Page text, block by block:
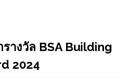
างวัล BSA Building
2024